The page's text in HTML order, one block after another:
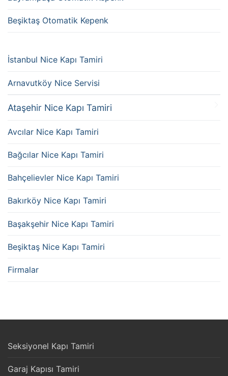
Beşiktaş Otomatik Kepenk
İstanbul Nice Kapı Tamiri
Arnavutköy Nice Servisi
Ataşehir Nice Kapı Tamiri
Avcılar Nice Kapı Tamiri
Bağcılar Nice Kapı Tamiri
Bahçelievler Nice Kapı Tamiri
Bakırköy Nice Kapı Tamiri
Başakşehir Nice Kapı Tamiri
Beşiktaş Nice Kapı Tamiri
Firmalar
Seksiyonel Kapı Tamiri
Garaj Kapısı Tamiri